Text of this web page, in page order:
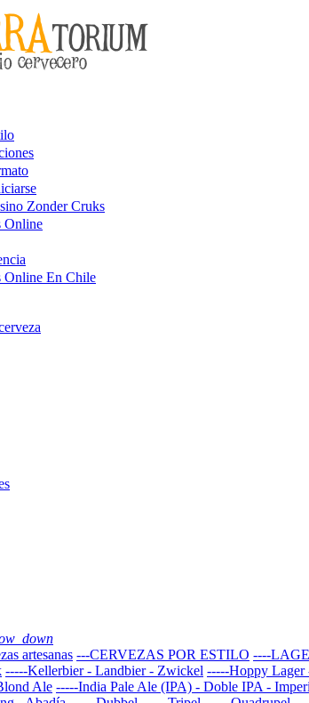
Zonder Cruks
Online
Online En Chile
artesanas ---CERVEZAS POR ESTILO ----
-----Kellerbier - Landbier - Zwickel -----Hoppy Lager
Ale -----India Pale Ale (IPA) - Doble IPA -